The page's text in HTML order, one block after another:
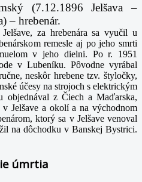
(7.12.1896 Jelšava –
– hrebenár.
za hrebenára sa vyučil u
remesle aj po jeho smrti
v jeho dielni. Po r. 1951
v Lubeníku. Pôvodne vyrábal
neskôr hrebene tzv. štyločky,
účesy na strojoch s elektrickým
objednával z Čiech a Maďarska,
Jelšave a okolí a na východnom
ktorý sa v Jelšave venoval
na dôchodku v Banskej Bystrici.
úmrtia